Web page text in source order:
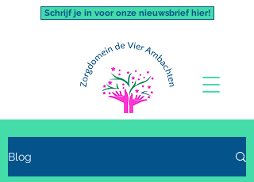
Schrijf je in voor onze nieuwsbrief hier!
Blog